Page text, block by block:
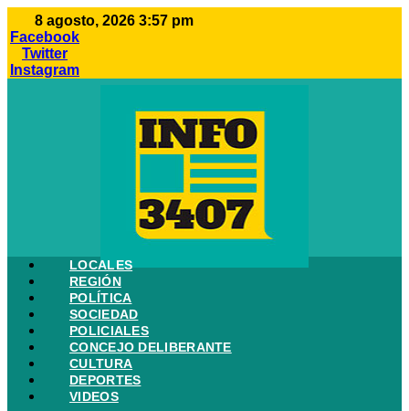
al
contenido
8 agosto, 2026 3:57 pm
Facebook
Twitter
Instagram
LOCALES
REGIÓN
POLÍTICA
SOCIEDAD
POLICIALES
CONCEJO DELIBERANTE
CULTURA
DEPORTES
VIDEOS